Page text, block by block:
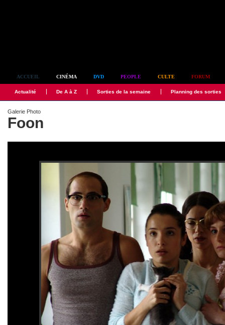
ACCUEIL CINÉMA DVD PEOPLE CULTE FORUM
Actualité De A à Z Sorties de la semaine Planning des sorties
Galerie Photo
Foon